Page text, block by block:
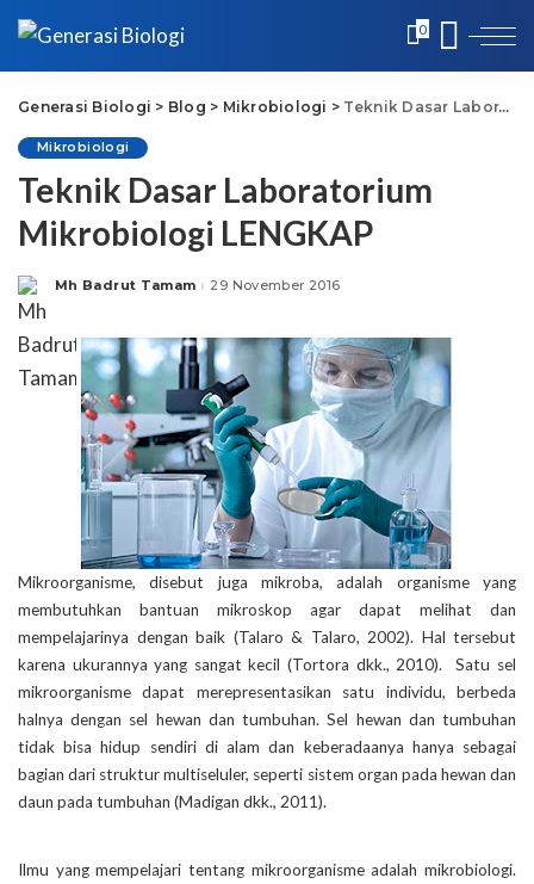
0
Generasi Biologi > Blog > Mikrobiologi > Teknik Dasar Laboratorium Mikrobiologi LENGKAP
Mikrobiologi
Teknik Dasar Laboratorium
Mikrobiologi LENGKAP
Posted
Mh Badrut Tamam 29 November 2016
Mikroorganisme, disebut juga mikroba, adalah organisme yang
membutuhkan bantuan mikroskop agar dapat melihat dan
mempelajarinya dengan baik (Talaro & Talaro, 2002). Hal tersebut
karena ukurannya yang sangat kecil (Tortora dkk., 2010). Satu sel
mikroorganisme dapat merepresentasikan satu individu, berbeda
halnya dengan sel hewan dan tumbuhan. Sel hewan dan tumbuhan
tidak bisa hidup sendiri di alam dan keberadaanya hanya sebagai
bagian dari struktur multiseluler, seperti sistem organ pada hewan dan
daun pada tumbuhan (Madigan dkk., 2011).
Ilmu yang mempelajari tentang mikroorganisme adalah mikrobiologi.